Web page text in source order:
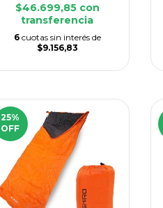
$46.699,85 con
transferencia
6 cuotas sin interés de
$9.156,83
25%
OFF